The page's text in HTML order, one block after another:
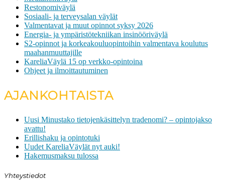
Restonomiväylä
Sosiaali- ja terveysalan väylät
Valmentavat ja muut opinnot syksy 2026
Energia- ja ympäristötekniikan insinööriväylä
S2-opinnot ja korkeakouluopintoihin valmentava koulutus
maahanmuuttajille
KareliaVäylä 15 op verkko-opintoina
Ohjeet ja ilmoittautuminen
AJANKOHTAISTA
Uusi Minustako tietojenkäsittelyn tradenomi? – opintojakso
avattu!
Erillishaku ja opintotuki
Uudet KareliaVäylät nyt auki!
Hakemusmaksu tulossa
Yhteystiedot